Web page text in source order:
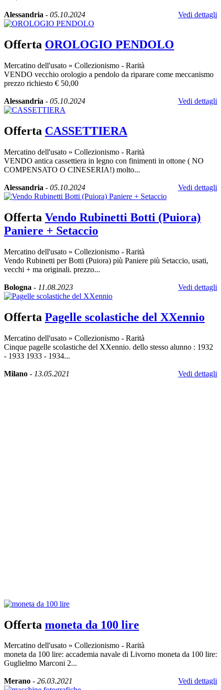
Alessandria - 05.10.2024 Vedi dettagli
Offerta OROLOGIO PENDOLO
Mercatino dell'usato » Collezionismo - Rarità
VENDO vecchio orologio a pendolo da riparare come meccanismo
prezzo richiesto € 50,00
Alessandria - 05.10.2024 Vedi dettagli
Offerta CASSETTIERA
Mercatino dell'usato » Collezionismo - Rarità
VENDO antica cassettiera in legno con finimenti in ottone ( NO
COMPENSATO O CINESERIA!) molto...
Alessandria - 05.10.2024 Vedi dettagli
Offerta Vendo Rubinetti Botti (Puiora)
Paniere + Setaccio
Mercatino dell'usato » Collezionismo - Rarità
Vendo Rubinetti per Botti (Puiora) più Paniere più Setaccio, usati,
vecchi + ma originali. prezzo...
Bologna - 11.08.2023 Vedi dettagli
Offerta Pagelle scolastiche del XXennio
Mercatino dell'usato » Collezionismo - Rarità
Cinque pagelle scolastiche del XXennio. dello stesso alunno : 1932
- 1933 1933 - 1934...
Milano - 13.05.2021 Vedi dettagli
Offerta moneta da 100 lire
Mercatino dell'usato » Collezionismo - Rarità
moneta da 100 lire: accademia navale di Livorno moneta da 100 lire:
Guglielmo Marconi 2...
Merano - 26.03.2021 Vedi dettagli